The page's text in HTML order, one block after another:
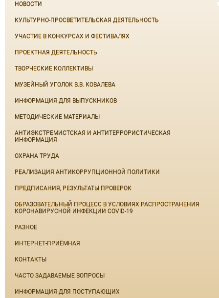
НОВОСТИ
КУЛЬТУРНО-ПРОСВЕТИТЕЛЬСКАЯ ДЕЯТЕЛЬНОСТЬ
УЧАСТИЕ В КОНКУРСАХ И ФЕСТИВАЛЯХ
ПРОЕКТНАЯ ДЕЯТЕЛЬНОСТЬ
ТВОРЧЕСКИЕ КОЛЛЕКТИВЫ
МУЗЕЙНЫЙ УГОЛОК В.В. КОВАЛЕВА
ИНФОРМАЦИЯ ДЛЯ ВЫПУСКНИКОВ
МЕТОДИЧЕСКИЕ МАТЕРИАЛЫ
АНТИЭКСТРЕМИСТСКАЯ И АНТИТЕРРОРИСТИЧЕСКАЯ
ИНФОРМАЦИЯ
ОХРАНА ТРУДА
РЕАЛИЗАЦИЯ АНТИКОРРУПЦИОННОЙ ПОЛИТИКИ
ПРЕДПИСАНИЯ, РЕЗУЛЬТАТЫ ПРОВЕРОК
ОБРАЗОВАТЕЛЬНЫЙ ПРОЦЕСС В УСЛОВИЯХ РАСПРОСТРАНЕНИЯ
КОРОНАВИРУСНОЙ ИНФЕКЦИИ COVID-19
РАЗНОЕ
ИНТЕРНЕТ-ПРИЁМНАЯ
КОНТАКТЫ
ЧАСТО ЗАДАВАЕМЫЕ ВОПРОСЫ
ИНФОРМАЦИЯ ДЛЯ ПОСТУПАЮЩИХ